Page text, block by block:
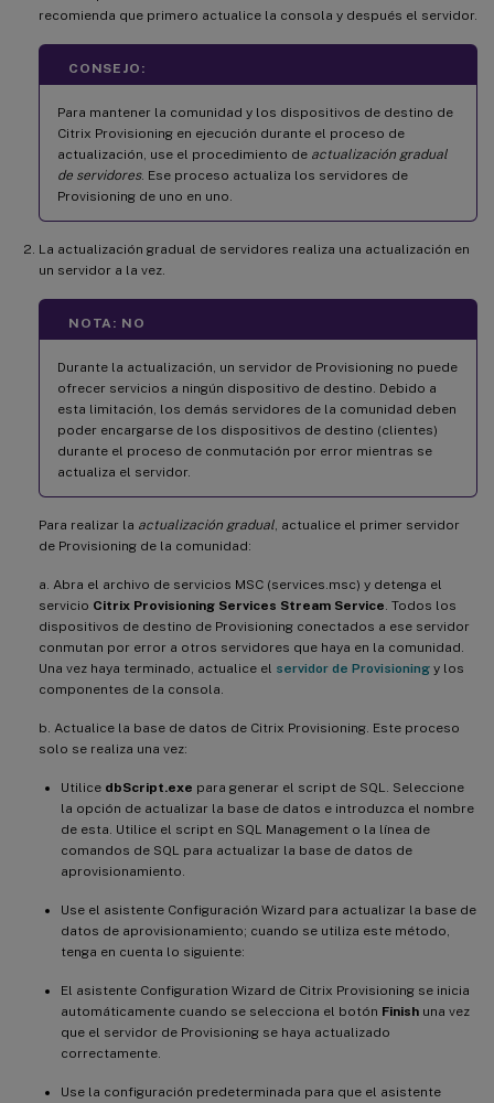
recomienda que primero actualice la consola y después el servidor.
CONSEJO:
Para mantener la comunidad y los dispositivos de destino de
Citrix Provisioning en ejecución durante el proceso de
actualización, use el procedimiento de actualización gradual
de servidores. Ese proceso actualiza los servidores de
Provisioning de uno en uno.
La actualización gradual de servidores realiza una actualización en
un servidor a la vez.
NOTA: NO
Durante la actualización, un servidor de Provisioning no puede
ofrecer servicios a ningún dispositivo de destino. Debido a
esta limitación, los demás servidores de la comunidad deben
poder encargarse de los dispositivos de destino (clientes)
durante el proceso de conmutación por error mientras se
actualiza el servidor.
Para realizar la actualización gradual , actualice el primer servidor
de Provisioning de la comunidad:
a. Abra el archivo de servicios MSC (services.msc) y detenga el
servicio Citrix Provisioning Services Stream Service . Todos los
dispositivos de destino de Provisioning conectados a ese servidor
conmutan por error a otros servidores que haya en la comunidad.
Una vez haya terminado, actualice el servidor de Provisioning y los
componentes de la consola.
b. Actualice la base de datos de Citrix Provisioning. Este proceso
solo se realiza una vez:
Utilice dbScript.exe para generar el script de SQL. Seleccione
la opción de actualizar la base de datos e introduzca el nombre
de esta. Utilice el script en SQL Management o la línea de
comandos de SQL para actualizar la base de datos de
aprovisionamiento.
Use el asistente Configuración Wizard para actualizar la base de
datos de aprovisionamiento; cuando se utiliza este método,
tenga en cuenta lo siguiente:
El asistente Configuration Wizard de Citrix Provisioning se inicia
automáticamente cuando se selecciona el botón Finish una vez
que el servidor de Provisioning se haya actualizado
correctamente.
Use la configuración predeterminada para que el asistente